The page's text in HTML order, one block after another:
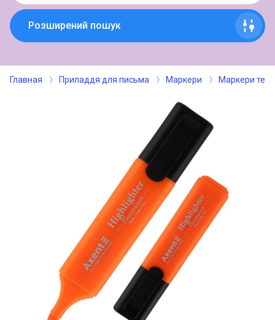
Розширений пошук
Главная Приладдя для письма Маркери Маркери